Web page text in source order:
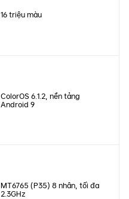
16 triệu màu
ColorOS 6.1.2, nền tảng
Android 9
MT6765 (P35) 8 nhân, tối đa
2.3GHz